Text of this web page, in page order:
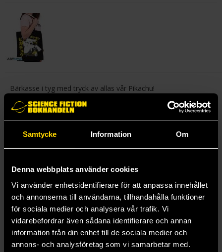
Samtycke Information Om
Denna webbplats använder cookies
Vi använder enhetsidentifierare för att anpassa innehållet
och annonserna till användarna, tillhandahålla funktioner
för sociala medier och analysera vår trafik. Vi
vidarebefordrar även sådana identifierare och annan
information från din enhet till de sociala medier och
annons- och analysföretag som vi samarbetar med.
Bärkasse i tyg med tryck av allas vår Pikachu!
38 x 42cm
Mer från Abysse